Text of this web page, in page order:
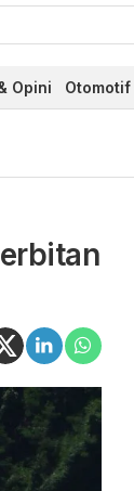
Opini Otomotif